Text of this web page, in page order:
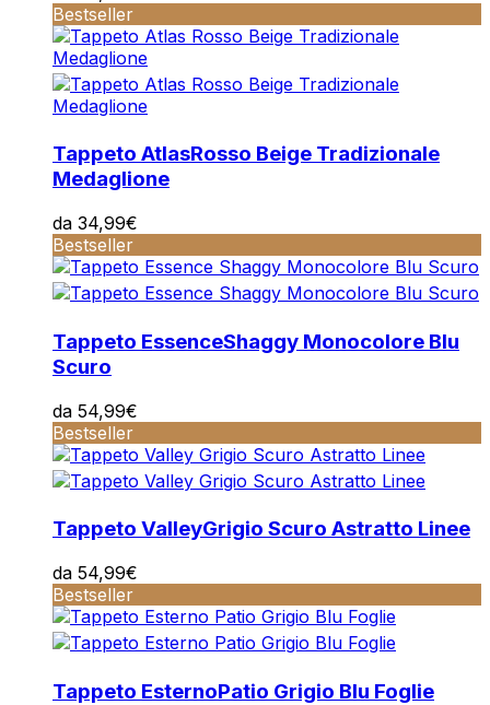
Bestseller
Tappeto AtlasRosso Beige Tradizionale
Medaglione
da 34,99€
Bestseller
Tappeto EssenceShaggy Monocolore Blu
Scuro
da 54,99€
Bestseller
Tappeto ValleyGrigio Scuro Astratto Linee
da 54,99€
Bestseller
Tappeto EsternoPatio Grigio Blu Foglie